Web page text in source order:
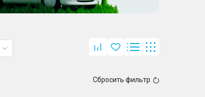
Сбросить фильтр